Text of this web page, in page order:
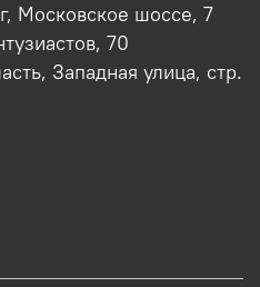
Московское шоссе, 7
70
Западная улица, стр.